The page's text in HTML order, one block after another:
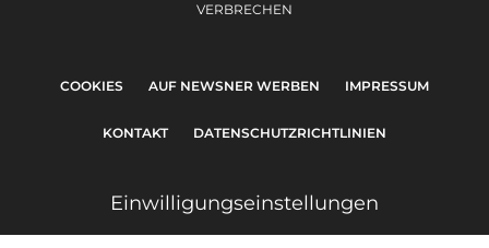
VERBRECHEN
COOKIES AUF NEWSNER WERBEN IMPRESSUM
KONTAKT DATENSCHUTZRICHTLINIEN
Einwilligungseinstellungen